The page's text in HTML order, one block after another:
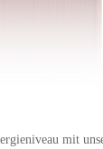
mit